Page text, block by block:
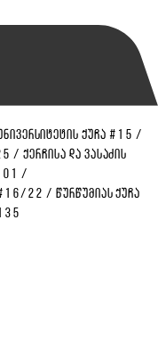
ქუჩა #15 /
/ქერჩისა და ვასაძის
/
#16/22 / წურწუმიას ქუჩა